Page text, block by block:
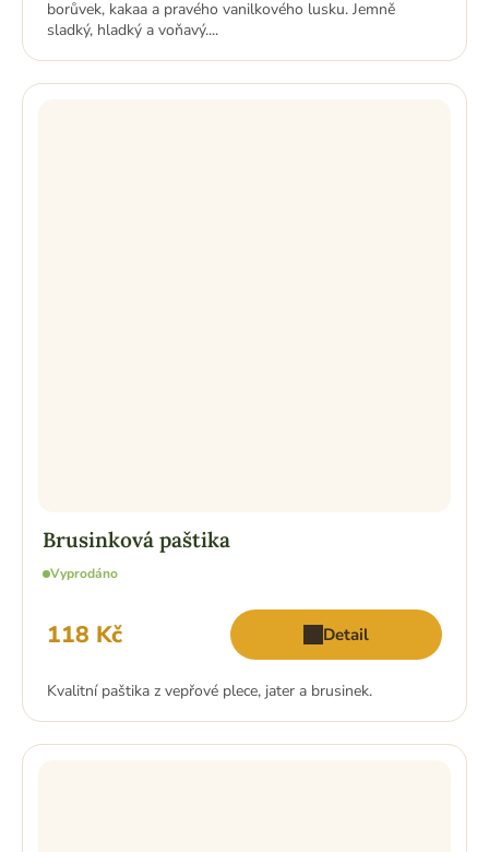
borůvek, kakaa a pravého vanilkového lusku. Jemně
sladký, hladký a voňavý....
Brusinková paštika
Vyprodáno
118 Kč Detail
Kvalitní paštika z vepřové plece, jater a brusinek.